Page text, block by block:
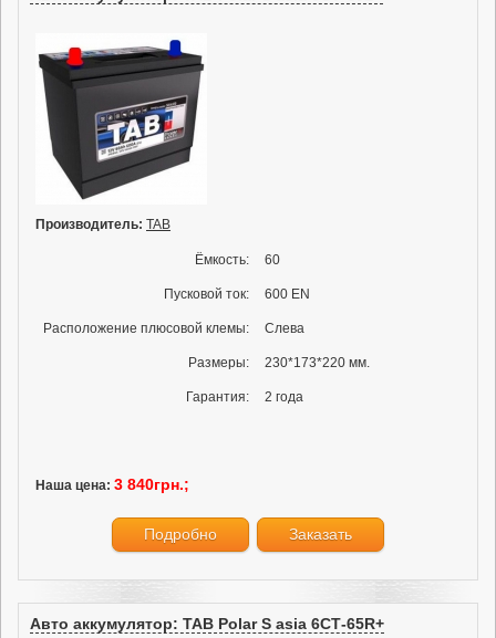
Производитель: TAB
Ёмкость: 60
Пусковой ток: 600 EN
Расположение плюсовой клемы: Слева
Размеры: 230*173*220 мм.
Гарантия: 2 года
Наша цена: 3 840грн.;
Подробно Заказать
Авто аккумулятор: TAB Polar S asia 6СТ-65R+